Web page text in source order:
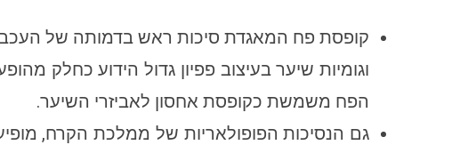
קופסת פח המאגדת סיכות ראש בדמותה של
וגומיות שיער בעיצוב פפיון גדול הידוע כחלק
הפח משמשת כקופסת אחסון לאביזרי השיער.
גם הנסיכות הפופולאריות של ממלכת הקרח,